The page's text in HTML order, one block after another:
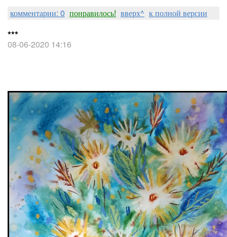
комментарии: 0 понравилось! вверх^ к полной версии
***
08-06-2020 14:16